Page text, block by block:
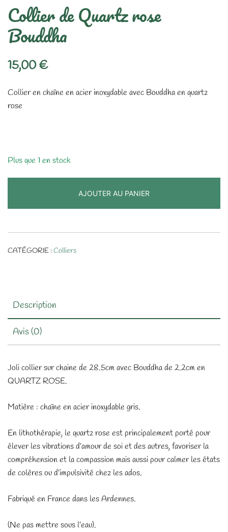
Collier de Quartz rose
Bouddha
15,00€
Collier en chaîne en acier inoxydable avec Bouddha en quartz
rose
Plus que 1 en stock
AJOUTER AU PANIER
CATÉGORIE :Colliers
Description
Avis (0)
Joli collier sur chaine de 28.5cm avec Bouddha de 2.2cm en
QUARTZ ROSE.
Matière : chaîne en acier inoxydable gris.
En lithothérapie, le quartz rose est principalement porté pour
élever les vibrations d’amour de soi et des autres, favoriser la
compréhension et la compassion mais aussi pour calmer les états
de colères ou d’impulsivité chez les ados.
Fabriqué en France dans les Ardennes.
(Ne pas mettre sous l’eau).